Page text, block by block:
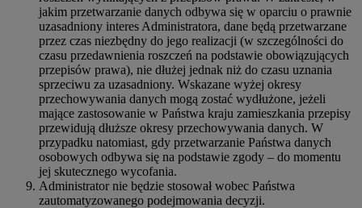
jakim przetwarzanie danych odbywa się w oparciu o prawnie
uzasadniony interes Administratora, dane będą przetwarzane
przez czas niezbędny do jego realizacji (w szczególności do
czasu przedawnienia roszczeń na podstawie obowiązujących
przepisów prawa), nie dłużej jednak niż do czasu uznania
sprzeciwu za uzasadniony. Wskazane wyżej okresy
przechowywania danych mogą zostać wydłużone, jeżeli
mające zastosowanie w Państwa kraju zamieszkania przepisy
przewidują dłuższe okresy przechowywania danych. W
przypadku natomiast, gdy przetwarzanie Państwa danych
osobowych odbywa się na podstawie zgody – do momentu
jej skutecznego wycofania.
Administrator nie będzie stosował wobec Państwa
zautomatyzowanego podejmowania decyzji.